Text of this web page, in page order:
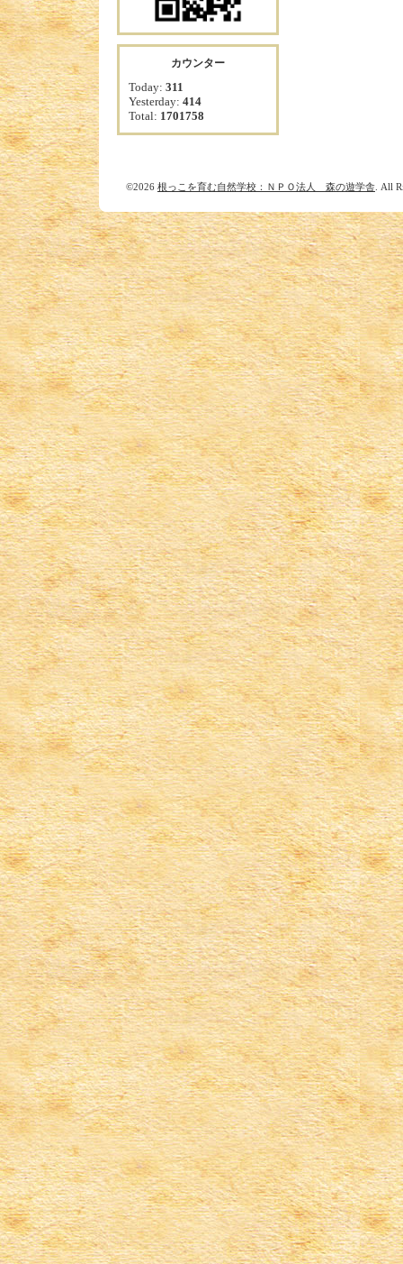
カウンター
Today: 311
Yesterday: 414
Total: 1701758
©2026 根っこを育む自然学校：ＮＰＯ法人 森の遊学舎 . All